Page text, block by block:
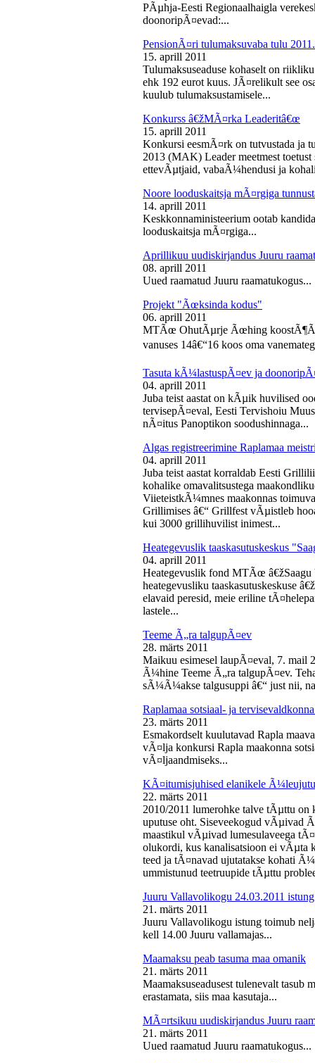
PÃµhja-Eesti Regionaalhaigla
doonoripÃ¤evad:...
PensionÃ¤ri tulumaksuvaba tulu
15. aprill 2011
Tulumaksuseaduse kohaselt on
ehk 192 eurot kuus. JÃ¤relikult see
kuulub tulumaksustamisele...
Konkurss â€žMÃ¤rka Leaderitâ€œ
15. aprill 2011
Konkursi eesmÃ¤rk on tutvustada ja
2013 (MAK) Leader meetmest
ettevÃµtjaid, vabaÃ¼hendusi ja
Noore looduskaitsja mÃ¤rgiga
14. aprill 2011
Keskkonnaministeerium ootab
looduskaitsja mÃ¤rgiga...
Aprillikuu uudiskirjandus Juuru
08. aprill 2011
Uued raamatud Juuru raamatukogus...
Projekt "Ãœksinda kodus"
06. aprill 2011
MTÃœ OhutÃµrje Ãœhing
vanuses 14â€“16 koos oma
Tasuta kÃ¼lastuspÃ¤ev ja
04. aprill 2011
Juba teist aastat on kÃµik huvilised
tervisepÃ¤eval, Eesti Tervishoiu
nÃ¤itus Panoptikon soodushinnaga...
Algas registreerimine Raplamaa
04. aprill 2011
Juba teist aastat korraldab Eesti
kohalike omavalitsustega
ViieteistkÃ¼mnes maakonnas
Grillimises â€“ Grillfest vÃµistleb
kui 3000 grillihuvilist inimest...
Heategevuslik taaskasutuskeskus
04. aprill 2011
Heategevuslik fond MTÃœ â€žSaagu
heategevusliku taaskasutuskeskuse
elavaid peresid, meie eriline
lastele...
Teeme Ã„ra talgupÃ¤ev
28. märts 2011
Maikuu esimesel laupÃ¤eval, 7.
Ã¼hine Teeme Ã„ra talgupÃ¤ev.
sÃ¼Ã¼akse talgusuppi â€“ just nii,
Raplamaa sotsiaal- ja
23. märts 2011
Esmakordselt kuulutavad Rapla
vÃ¤lja konkursi Rapla maakonna
vÃ¤ljaandmiseks...
KÃ¤itumisjuhised elanikele
22. märts 2011
2010/2011 lumerohke talve tÃµttu on
uputuse oht. Siseveekogud vÃµivad
maastikul vÃµivad lumesulaveega
olukordi, kus kanalisatsioon ei vÃµta
teed ja tÃ¤navad ujutatakse kohati
ummistunud teetruupide tÃµttu
Juuru Vallavolikogu 24.03.2011 istung
21. märts 2011
Juuru Vallavolikogu istung toimub
kell 14.00 Juuru vallamajas...
Maamaksu peab tasuma maa omanik
21. märts 2011
Maamaksuseadusest tulenevalt tasub
erastamata, siis maa kasutaja...
MÃ¤rtsikuu uudiskirjandus Juuru
21. märts 2011
Uued raamatud Juuru raamatukogus...